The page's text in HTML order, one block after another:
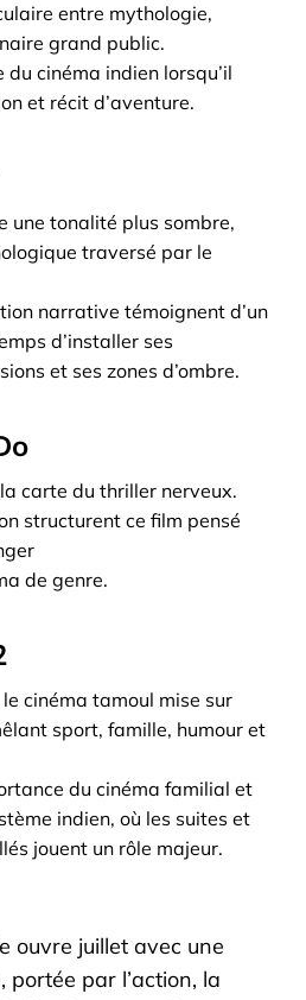
entre mythologie,
grand public.
cinéma indien lorsqu’il
et récit d’aventure.
une tonalité plus sombre,
traversé par le
narrative témoignent d’un
d’installer ses
et ses zones d’ombre.
carte du thriller nerveux.
structurent ce film pensé
de genre.
le cinéma tamoul mise sur
sport, famille, humour et
du cinéma familial et
indien, où les suites et
jouent un rôle majeur.
ouvre juillet avec une
portée par l’action, la